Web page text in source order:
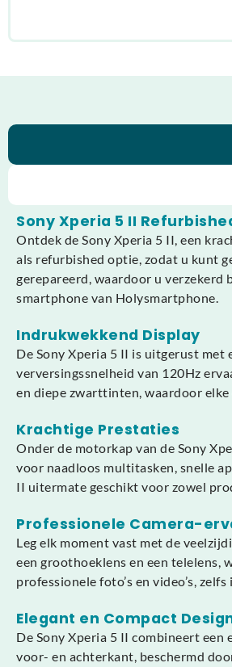
Sony Xperia 5 II
Ontdek de Sony Xperia 5 II, een
als refurbished optie, zodat u kunt
gerepareerd, waardoor u
smartphone van Holysmartphone.
Indrukwekkend Display
De Sony Xperia 5 II is uitgerust
verversingssnelheid van 120Hz
en diepe zwarttinten, waardoor
Krachtige Prestaties
Onder de motorkap van de Sony
voor naadloos multitasken, snelle
II uitermate geschikt voor zowel
Professionele Camera-
Leg elk moment vast met de
een groothoeklens en een telelens,
professionele foto’s en video’s,
Elegant en Compact
De Sony Xperia 5 II combineert
voor- en achterkant, beschermd